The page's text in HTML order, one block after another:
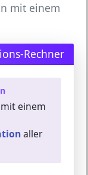
mit einem
Rechner
mit einem
aller